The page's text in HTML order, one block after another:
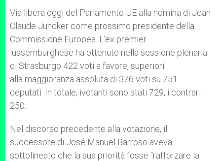
p
p
g
e
r
o
k
r
Via libera oggi del Parlamento UE alla nomina di Jean
Claude Juncker come prossimo presidente della
Commissione Europea. L’ex premier
lussemburghese ha ottenuto nella sessione plenaria
di Strasburgo 422 voti a favore, superiori
alla maggioranza assoluta di 376 voti su 751
deputati. In totale, ivotanti sono stati 729, i contrari
250.
Nel discorso precedente alla votazione, il
successore di José Manuel Barroso aveva
sottolineato che la sua priorità fosse “rafforzare la